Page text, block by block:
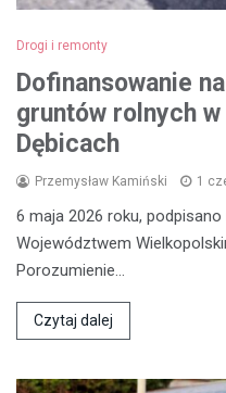
Drogi i remonty
Dofinansowanie
gruntów rolnych
Dębicach
Przemysław Kamiński 1
6 maja 2026 roku,
Województwem
Porozumienie…
Czytaj dalej